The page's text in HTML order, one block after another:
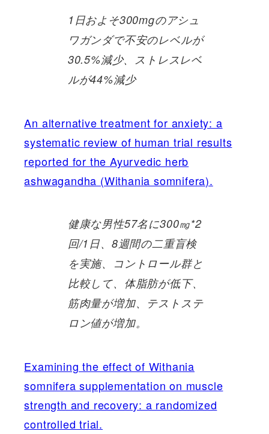
1日およそ300mgのアシュ
ワガンダで不安のレベルが
30.5%減少、ストレスレベ
ルが44%減少
An alternative treatment for anxiety: a
systematic review of human trial results
reported for the Ayurvedic herb
ashwagandha (Withania somnifera).
健康な男性57名に300㎎*2
回/1日、8週間の二重盲検
を実施、コントロール群と
比較して、体脂肪が低下、
筋肉量が増加、テストステ
ロン値が増加。
Examining the effect of Withania
somnifera supplementation on muscle
strength and recovery: a randomized
controlled trial.